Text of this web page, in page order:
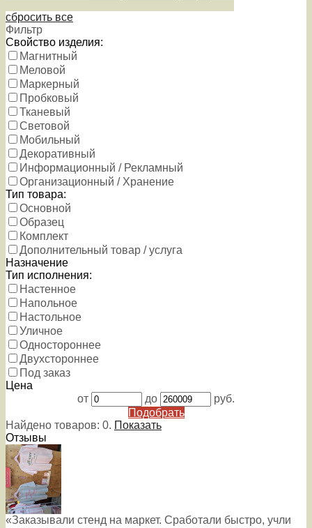
сбросить все
Фильтр
Свойство изделия:
Магнитный
Меловой
Маркерный
Пробковый
Тканевый
Световой
Мобильный
Декоративный
Информационный / Рекламный
Организационный / Хранение
Тип товара:
Основной
Образец
Комплект
Дополнительный товар / услуга
Назначение
Тип исполнения:
Настенное
Напольное
Настольное
Уличное
Одностороннее
Двухстороннее
Под заказ
Цена
от
до
руб.
Подобрать
Найдено товаров: 0. Показать
Отзывы
«Заказывали стенд на маркет. Сработали быстро, учли